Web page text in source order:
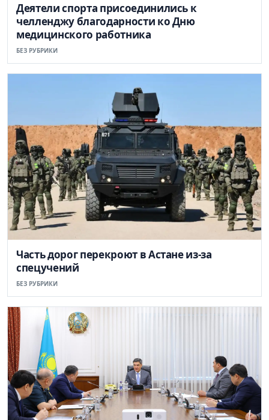
Деятели спорта присоединились к
челленджу благодарности ко Дню
медицинского работника
БЕЗ РУБРИКИ
Часть дорог перекроют в Астане из-за
спецучений
БЕЗ РУБРИКИ